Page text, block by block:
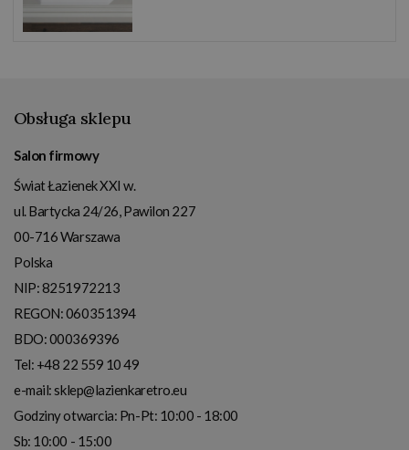
Obsługa sklepu
Salon firmowy
Świat Łazienek XXI w.
ul. Bartycka 24/26, Pawilon 227
00-716Warszawa
Polska
NIP:8251972213
REGON: 060351394
BDO: 000369396
Tel: +48 22 559 10 49
e-mail:sklep@lazienkaretro.eu
Godziny otwarcia: Pn-Pt: 10:00 - 18:00
Sb: 10:00 - 15:00